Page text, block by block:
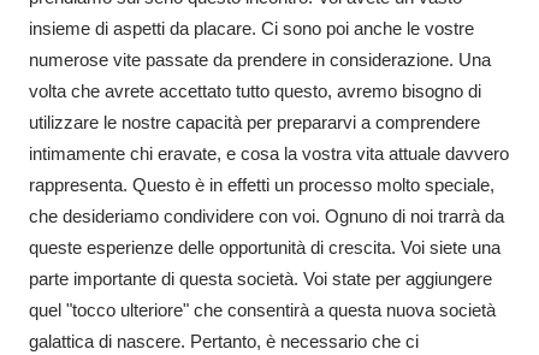
insieme di aspetti da placare. Ci sono poi anche le vostre
numerose vite passate da prendere in considerazione. Una
volta che avrete accettato tutto questo, avremo bisogno di
utilizzare le nostre capacità per prepararvi a comprendere
intimamente chi eravate, e cosa la vostra vita attuale davvero
rappresenta. Questo è in effetti un processo molto speciale,
che desideriamo condividere con voi. Ognuno di noi trarrà da
queste esperienze delle opportunità di crescita. Voi siete una
parte importante di questa società. Voi state per aggiungere
quel "tocco ulteriore" che consentirà a questa nuova società
galattica di nascere. Pertanto, è necessario che ci